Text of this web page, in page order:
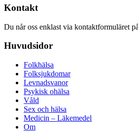
Kontakt
Du når oss enklast via kontaktformuläret på
Huvudsidor
Folkhälsa
Folksjukdomar
Levnadsvanor
Psykisk ohälsa
Våld
Sex och hälsa
Medicin – Läkemedel
Om